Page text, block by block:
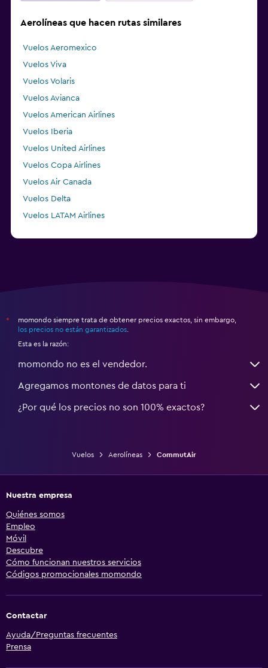
Aerolíneas que hacen rutas similares
Vuelos Aeromexico
Vuelos Viva
Vuelos Volaris
Vuelos Avianca
Vuelos American Airlines
Vuelos Iberia
Vuelos United Airlines
Vuelos Copa Airlines
Vuelos Air Canada
Vuelos Delta
Vuelos LATAM Airlines
*
momondo siempre trata de obtener precios exactos, sin embargo,
los precios no están garantizados
Esta es la razón:
momondo no es el vendedor.
Agregamos montones de datos para ti
¿Por qué los precios no son 100% exactos?
Vuelos Aerolíneas CommutAir
Nuestra empresa
Quiénes somos
Empleo
Móvil
Descubre
Cómo funcionan nuestros servicios
Códigos promocionales momondo
Contactar
Ayuda/Preguntas frecuentes
Prensa